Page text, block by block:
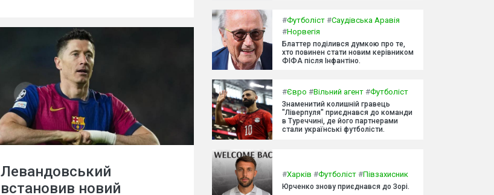
Левандовський
встановив новий
#Футболіст #Саудівська Аравія
#Норвегія
Блаттер поділився думкою про те,
хто повинен стати новим керівником
ФІФА після Інфантіно.
#Євро #Вільний агент #Футболіст
Знаменитий колишній гравець
"Ліверпуля" приєднався до команди
в Туреччині, де його партнерами
стали українські футболісти.
#Харків #Футболіст #Півзахисник
Юрченко знову приєднався до Зорі.